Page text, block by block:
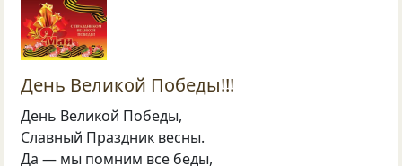
День Великой Победы!!!
День Великой Победы,
Славный Праздник весны.
Да — мы помним все беды,